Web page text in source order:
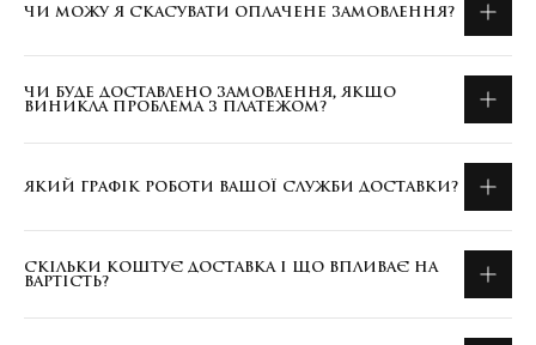
ЧИ МОЖУ Я СКАСУВАТИ ОПЛАЧЕНЕ ЗАМОВЛЕННЯ?
ЧИ БУДЕ ДОСТАВЛЕНО ЗАМОВЛЕННЯ, ЯКЩО
ВИНИКЛА ПРОБЛЕМА З ПЛАТЕЖОМ?
ЯКИЙ ГРАФІК РОБОТИ ВАШОЇ СЛУЖБИ ДОСТАВКИ?
СКІЛЬКИ КОШТУЄ ДОСТАВКА І ЩО ВПЛИВАЄ НА
ВАРТІСТЬ?